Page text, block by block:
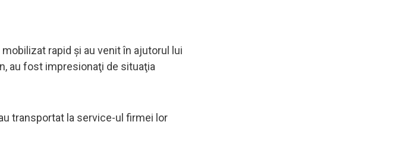
rapid şi au venit în ajutorul lui
au fost impresionaţi de situaţia
transportat la service-ul firmei lor